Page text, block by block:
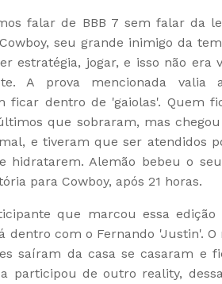
falar de BBB 7 sem falar da
seu grande inimigo da
estratégia, jogar, e isso não era
A prova mencionada
ficar dentro de 'gaiolas'. Quem
que sobraram, mas
e tiveram que ser atendidos
hidratarem. Alemão bebeu o
para Cowboy, após 21 horas.
que marcou essa
dentro com o Fernando 'Justin'.
saíram da casa se casaram e
participou de outro reality,